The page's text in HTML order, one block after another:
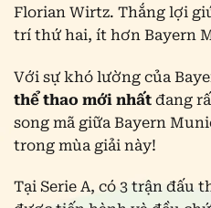
Florian Wirtz. Thắng lợi
trí thứ hai, ít hơn Bayern
Với sự khó lường của
thể thao mới nhất đang
song mã giữa Bayern
trong mùa giải này!
Tại Serie A, có 3 trận đấu